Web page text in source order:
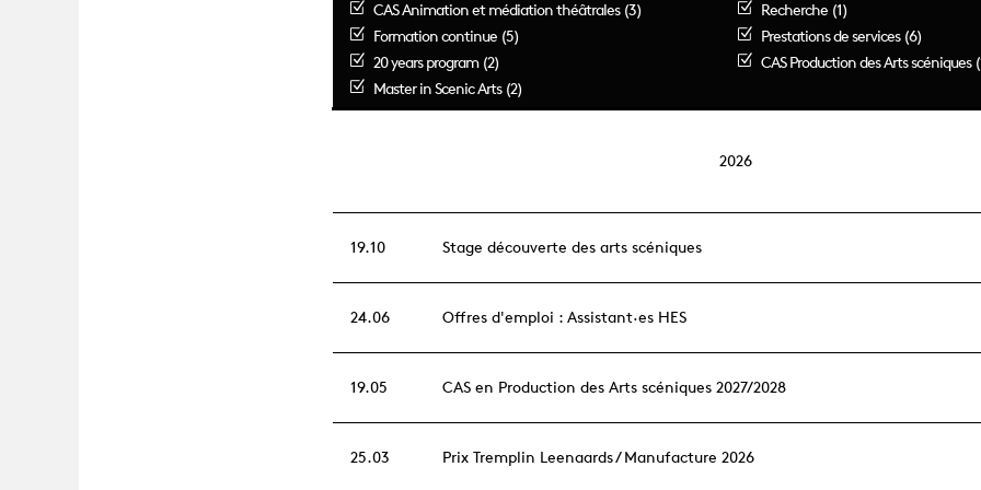
CAS Animation et médiation théâtrales (3)
Recherche (1)
Formation continue (5)
Prestations de services (6)
20 years program (2)
CAS Production des Arts scéniques
Master in Scenic Arts (2)
2026
19.10 Stage découverte des arts scéniques
24.06 Offres d'emploi : Assistant·es HES
19.05 CAS en Production des Arts scéniques 2027/2028
25.03 Prix Tremplin Leenaards / Manufacture 2026